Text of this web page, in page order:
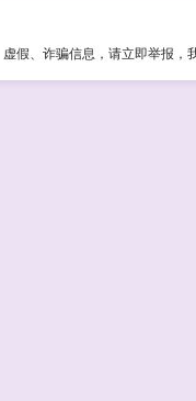
假、诈骗信息，请立即举报，